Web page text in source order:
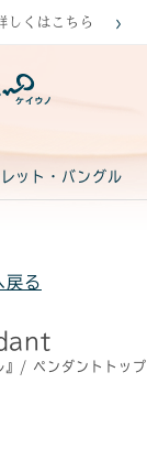
しくはこちら
ット・バングル
戻る
』/ ペンダントトップ